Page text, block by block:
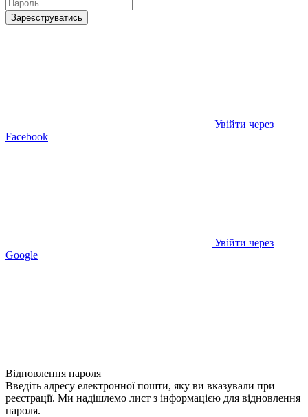
Зареєструватись
Увійти через
Facebook
Увійти через
Google
Відновлення пароля
Введіть адресу електронної пошти, яку ви вказували при
реєстрації. Ми надішлемо лист з інформацією для відновлення
пароля.